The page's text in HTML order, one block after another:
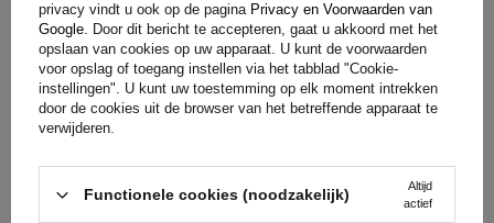
privacy vindt u ook op de pagina Privacy en Voorwaarden van
Google. Door dit bericht te accepteren, gaat u akkoord met het
opslaan van cookies op uw apparaat. U kunt de voorwaarden
voor opslag of toegang instellen via het tabblad "Cookie-
instellingen". U kunt uw toestemming op elk moment intrekken
door de cookies uit de browser van het betreffende apparaat te
verwijderen.
Functionele cookies (noodzakelijk)
Altijd
actief